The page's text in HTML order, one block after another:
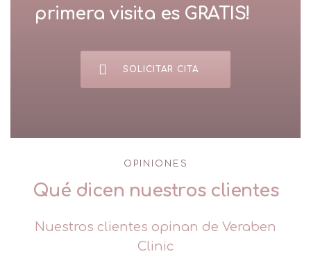
primera visita es GRATIS!
SOLICITAR CITA
OPINIONES
Qué dicen nuestros clientes
Nuestros clientes opinan de Veraben
Clinic